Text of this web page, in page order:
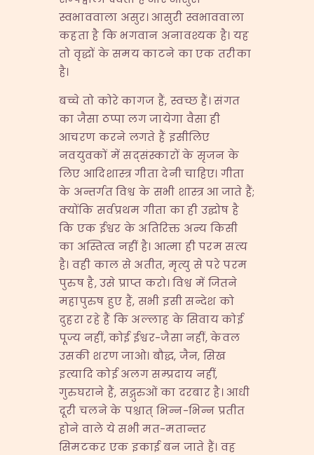
स्वभाववाला असुर। आसुरी स्वभाववाला
कहता है कि भगवान अनावश्यक है। यह
तो वृद्धों के समय काटने का एक तरीका
है।
बच्चे तो कोरे कागज हैं, स्वच्छ हैं। संगत
का जैसा ठप्पा लग जायेगा वैसा ही
आचरण करने लगते हैं इसीलिए
नवयुवकों में सद्संस्कारों के सृजन के
लिए आदिशास्त्र गीता देनी चाहिए। गीता
के अन्तर्गत विश्व के सभी शास्त्र आ जाते हैं;
क्योंकि सर्वप्रथम गीता का ही उद्घोष है
कि एक ईश्वर के अतिरिक्त अन्य किसी
का अस्तित्व नहीं है। आत्मा ही परम सत्य
है। वही काल से अतीत, मृत्यु से परे परम
पुरुष है, उसे प्राप्त करो। विश्व में जितने
महापुरुष हुए हैं, सभी इसी सन्देश को
दुहरा रहे हैं कि अल्लाह के सिवाय कोई
पूज्य नहीं, कोई ईश्वर-जैसा नहीं, केवल
उसकी शरण जाओ। बौद्ध, जैन, सिख
इत्यादि कोई अलग सम्प्रदाय नहीं,
गुरुघराने हैं, सद्गुरुओं का दरबार है। आधी
दूरी चलने के पश्चात् भिन्न-भिन्न प्रतीत
होने वाले ये सभी मत-मतान्तर
सिमटकर एक इकाई बन जाते हैं। वह